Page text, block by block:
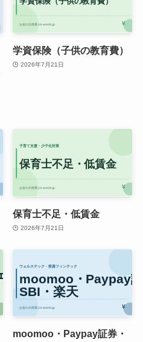
学資保険（子供の教育費）
2026年7月21日
保育士不足・低賃金
2026年7月21日
moomoo・Paypay証券・